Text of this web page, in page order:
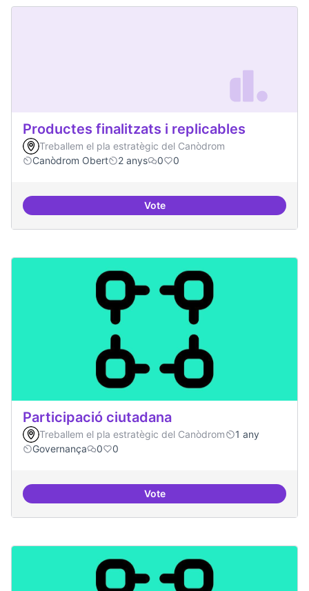
Productes finalitzats i replicables
Treballem el pla estratègic del Canòdrom
Canòdrom Obert
2 anys 0 0
VoteProductes finalitzats i
Participació ciutadana
Treballem el pla estratègic del Canòdrom
1 any
Governança
0 0
VoteParticipació ciutadana